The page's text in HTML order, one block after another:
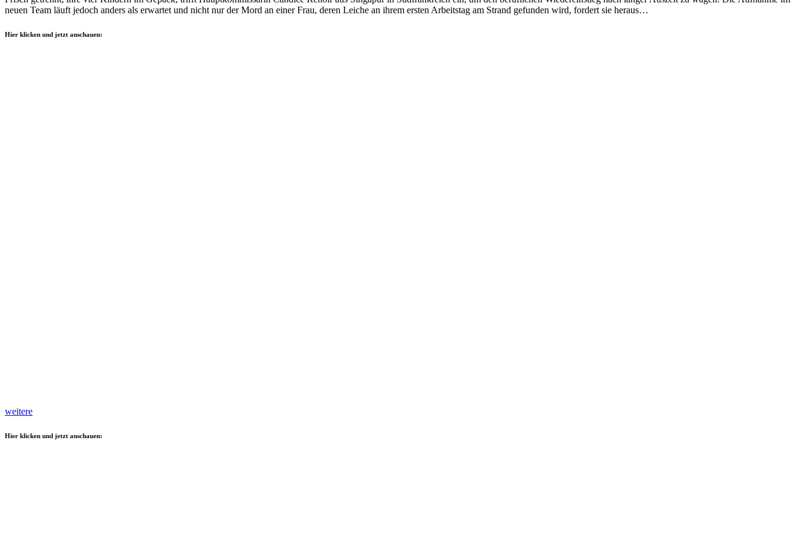
neuen Team läuft jedoch anders als erwartet und nicht nur der Mord an einer Frau, deren Leiche an ihrem ersten Arbeitstag am Strand gefunden wird, fordert sie heraus…
Hier klicken und jetzt anschauen:
weitere
Hier klicken und jetzt anschauen: